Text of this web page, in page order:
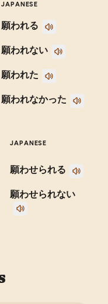
JAPANESE
願われる
願われない
願われた
願われなかった
JAPANESE
願わせられる
願わせられない